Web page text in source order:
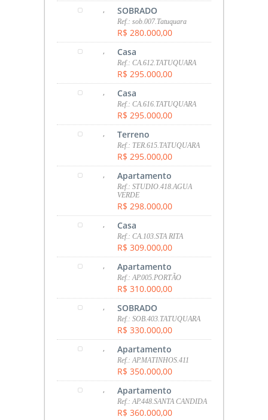
, SOBRADO
Ref.: sob.007.Tatuquara
R$ 280.000,00
, Casa
Ref.: CA.612.TATUQUARA
R$ 295.000,00
, Casa
Ref.: CA.616.TATUQUARA
R$ 295.000,00
, Terreno
Ref.: TER.615.TATUQUARA
R$ 295.000,00
, Apartamento
Ref.: STUDIO.418.AGUA
VERDE
R$ 298.000,00
, Casa
Ref.: CA.103.STA RITA
R$ 309.000,00
, Apartamento
Ref.: AP.005.PORTÃO
R$ 310.000,00
, SOBRADO
Ref.: SOB.403.TATUQUARA
R$ 330.000,00
, Apartamento
Ref.: AP.MATINHOS.411
R$ 350.000,00
, Apartamento
Ref.: AP.448.SANTA CANDIDA
R$ 360.000,00